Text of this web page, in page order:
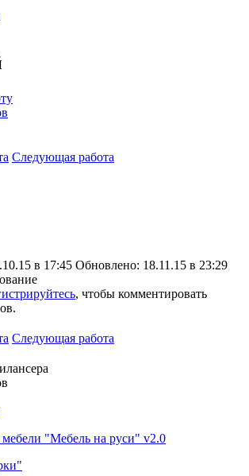
Следующая работа
в 17:45 Обновлено: 18.11.15 в 23:29
, чтобы комментировать
Следующая работа
мебели "Мебель на руси" v2.0